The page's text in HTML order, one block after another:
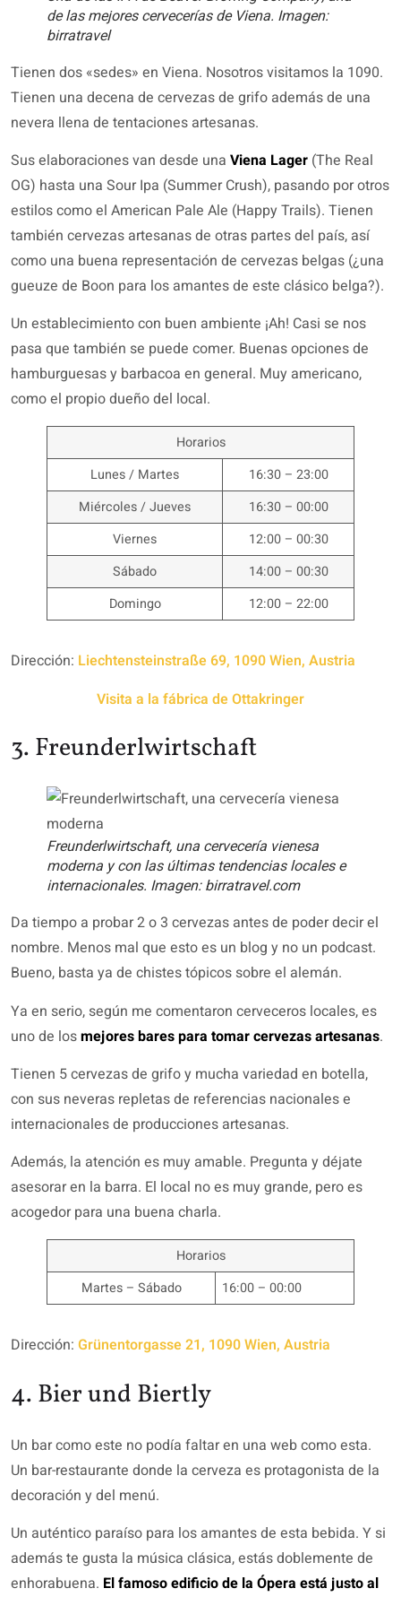
de las mejores cervecerías de Viena. Imagen:
birratravel
Tienen dos «sedes» en Viena. Nosotros visitamos la 1090.
Tienen una decena de cervezas de grifo además de una
nevera llena de tentaciones artesanas.
Sus elaboraciones van desde una Viena Lager (The Real
OG) hasta una Sour Ipa (Summer Crush), pasando por otros
estilos como el American Pale Ale (Happy Trails). Tienen
también cervezas artesanas de otras partes del país, así
como una buena representación de cervezas belgas (¿una
gueuze de Boon para los amantes de este clásico belga?).
Un establecimiento con buen ambiente ¡Ah! Casi se nos
pasa que también se puede comer. Buenas opciones de
hamburguesas y barbacoa en general. Muy americano,
como el propio dueño del local.
Horarios
Lunes / Martes
16:30 – 23:00
Miércoles / Jueves
16:30 – 00:00
Viernes
12:00 – 00:30
Sábado
14:00 – 00:30
Domingo
12:00 – 22:00
Dirección: Liechtensteinstraße 69, 1090 Wien, Austria
Visita a la fábrica de Ottakringer
3. Freunderlwirtschaft
Freunderlwirtschaft, una cervecería vienesa
moderna y con las últimas tendencias locales e
internacionales. Imagen: birratravel.com
Da tiempo a probar 2 o 3 cervezas antes de poder decir el
nombre. Menos mal que esto es un blog y no un podcast.
Bueno, basta ya de chistes tópicos sobre el alemán.
Ya en serio, según me comentaron cerveceros locales, es
uno de losmejores bares para tomar cervezas artesanas.
Tienen 5 cervezas de grifo y mucha variedad en botella,
con sus neveras repletas de referencias nacionales e
internacionales de producciones artesanas.
Además, la atención es muy amable. Pregunta y déjate
asesorar en la barra. El local no es muy grande, pero es
acogedor para una buena charla.
Horarios
Martes – Sábado
16:00 – 00:00
Dirección: Grünentorgasse 21, 1090 Wien, Austria
4. Bier und Biertly
Un bar como este no podía faltar en una web como esta.
Un bar-restaurante donde la cerveza es protagonista de la
decoración y del menú.
Un auténtico paraíso para los amantes de esta bebida. Y si
además te gusta la música clásica, estás doblemente de
enhorabuena. El famoso edificio de la Ópera está justo al